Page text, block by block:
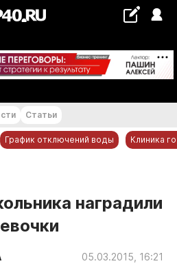
+19...+20 °С
Статьи
График отключений воды Клиника
наградили
05.03.2015, 16:21